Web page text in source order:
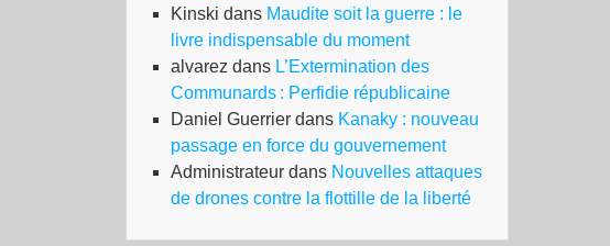
Kinski dans Maudite soit la guerre : le
livre indispensable du moment
alvarez dans L’Extermination des
Communards : Perfidie républicaine
Daniel Guerrier dans Kanaky : nouveau
passage en force du gouvernement
Administrateur dans Nouvelles attaques
de drones contre la flottille de la liberté